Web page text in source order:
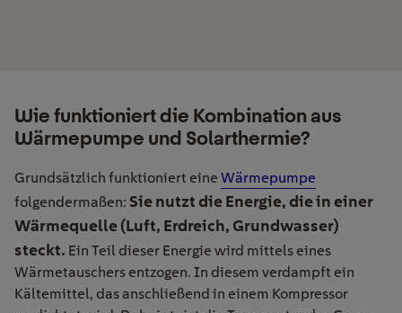
Wie funktioniert die Kombination aus
Wärmepumpe und Solarthermie?
Grundsätzlich funktioniert eine Wärmepumpe
folgendermaßen: Sie nutzt die Energie, die in einer
Wärmequelle (Luft, Erdreich, Grundwasser)
steckt. Ein Teil dieser Energie wird mittels eines
Wärmetauschers entzogen. In diesem verdampft ein
Kältemittel, das anschließend in einem Kompressor